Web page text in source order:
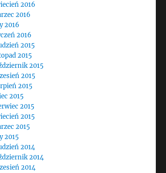
2016
2016
2016
2016
2015
2015
2015
2015
2015
2015
2015
2015
2015
2015
2014
2014
2014